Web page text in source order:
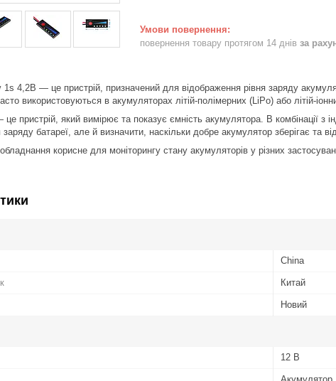
повернення товару протягом 14 днів за
1s 4,2В — це пристрій, призначений для відображення рівня заряду
використовуються в акумуляторах літій-полімерних (LiPo) або літій-
пристрій, який вимірює та показує ємність акумулятора. В комбінації з
батареї, але й визначити, наскільки добре акумулятор зберігає та
корисне для моніторингу стану акумуляторів у різних
China
Китай
Новий
12 В